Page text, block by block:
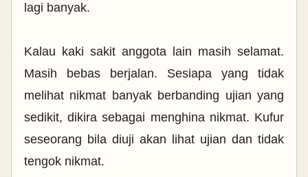
lagi banyak.
Kalau kaki sakit anggota lain masih selamat.
Masih bebas berjalan. Sesiapa yang tidak
melihat nikmat banyak berbanding ujian yang
sedikit, dikira sebagai menghina nikmat. Kufur
seseorang bila diuji akan lihat ujian dan tidak
tengok nikmat.